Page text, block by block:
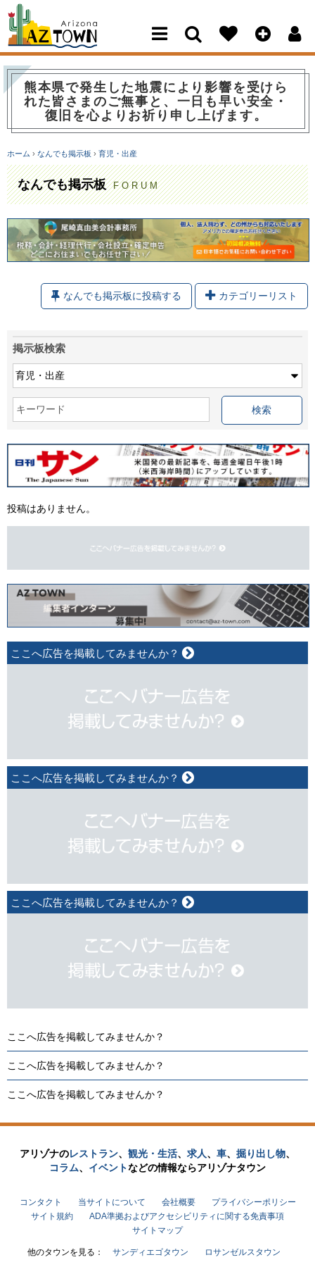
熊本県で発生した地震により影響を受けら
れた皆さまのご無事と、一日も早い安全・
復旧を心よりお祈り申し上げます。
ホーム › なんでも掲示板 › 育児・出産
なんでも掲示板 FORUM
なんでも掲示板に投稿する カテゴリーリスト
掲示板検索
キーワード
投稿はありません。
ここへ広告を掲載してみませんか？
ここへ広告を掲載してみませんか？
ここへ広告を掲載してみませんか？
ここへ広告を掲載してみませんか？
ここへ広告を掲載してみませんか？
ここへ広告を掲載してみませんか？
アリゾナのレストラン、 観光・生活、 求人、 車、 掘り出し物、
コラム、 イベントなどの情報ならアリゾナタウン
コンタクト 当サイトについて 会社概要
プライバシーポリシー
サイト規約
ADA準拠およびアクセシビリティに関する免責事項
サイトマップ
他のタウンを見る： サンディエゴタウン ロサンゼルスタウン